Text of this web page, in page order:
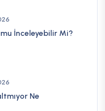
İnceleyebilir Mi?
Ne